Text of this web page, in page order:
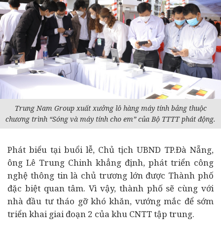
Trung Nam Group xuất xưởng lô hàng máy tính bảng thuộc
chương trình “Sóng và máy tính cho em” của Bộ TTTT phát động.
Phát biểu tại buổi lễ, Chủ tịch UBND TP.Đà Nẵng,
ông Lê Trung Chinh khẳng định, phát triển công
nghệ thông tin là chủ trương lớn được Thành phố
đặc biệt quan tâm. Vì vậy, thành phố sẽ cùng với
nhà đầu tư tháo gỡ khó khăn, vướng mắc để sớm
triển khai giai đoạn 2 của khu CNTT tập trung.